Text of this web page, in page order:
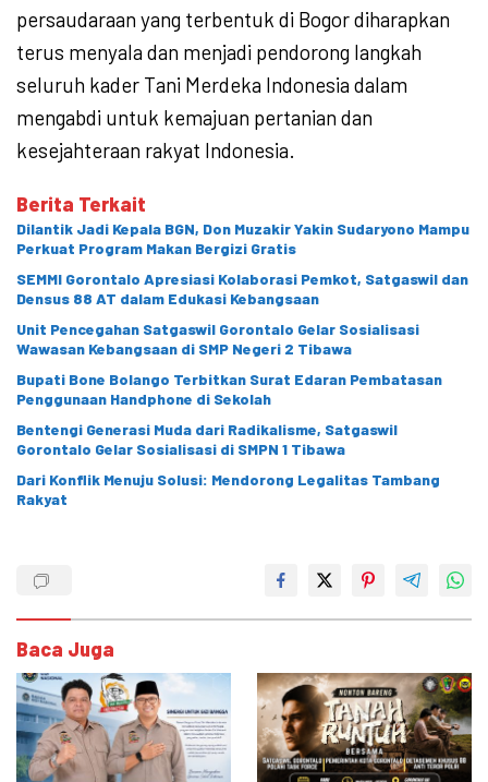
persaudaraan yang terbentuk di Bogor diharapkan
terus menyala dan menjadi pendorong langkah
seluruh kader Tani Merdeka Indonesia dalam
mengabdi untuk kemajuan pertanian dan
kesejahteraan rakyat Indonesia.
Berita Terkait
Dilantik Jadi Kepala BGN, Don Muzakir Yakin Sudaryono Mampu
Perkuat Program Makan Bergizi Gratis
SEMMI Gorontalo Apresiasi Kolaborasi Pemkot, Satgaswil dan
Densus 88 AT dalam Edukasi Kebangsaan
Unit Pencegahan Satgaswil Gorontalo Gelar Sosialisasi
Wawasan Kebangsaan di SMP Negeri 2 Tibawa
Bupati Bone Bolango Terbitkan Surat Edaran Pembatasan
Penggunaan Handphone di Sekolah
Bentengi Generasi Muda dari Radikalisme, Satgaswil
Gorontalo Gelar Sosialisasi di SMPN 1 Tibawa
Dari Konflik Menuju Solusi: Mendorong Legalitas Tambang
Rakyat
Baca Juga